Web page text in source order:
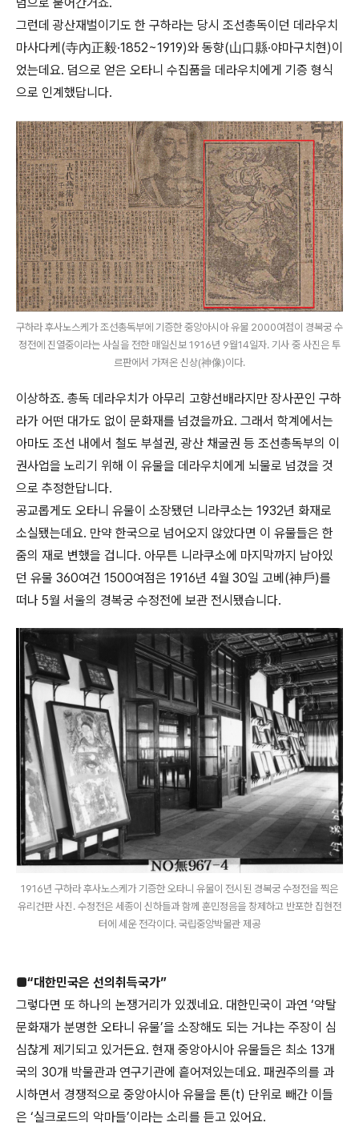
그런데 광산재벌이기도 한 구하라는 당시 조선총독이던 데라우치
마사다케(寺內正毅·1852~1919)와 동향(山口縣·야마구치현)이
었는데요. 덤으로 얻은 오타니 수집품을 데라우치에게 기증 형식
으로 인계했답니다.
구하라 후사노스케가 조선총독부에 기증한 중앙아시아 유물 2000여점이 경복궁 수
정전에 진열중이라는 사실을 전한 매일신보 1916년 9월14일자. 기사 중 사진은 투
르판에서 가져온 신상(神像)이다.
이상하죠. 총독 데라우치가 아무리 고향선배라지만 장사꾼인 구하
라가 어떤 대가도 없이 문화재를 넘겼을까요. 그래서 학계에서는
아마도 조선 내에서 철도 부설권, 광산 채굴권 등 조선총독부의 이
권사업을 노리기 위해 이 유물을 데라우치에게 뇌물로 넘겼을 것
으로 추정한답니다.
공교롭게도 오타니 유물이 소장됐던 니라쿠소는 1932년 화재로
소실됐는데요. 만약 한국으로 넘어오지 않았다면 이 유물들은 한
줌의 재로 변했을 겁니다. 아무튼 니라쿠소에 마지막까지 남아있
던 유물 360여건 1500여점은 1916년 4월 30일 고베(神戶)를
떠나 5월 서울의 경복궁 수정전에 보관 전시됐습니다.
1916년 구하라 후사노스케가 기증한 오타니 유물이 전시된 경복궁 수정전을 찍은
유리건판 사진. 수정전은 세종이 신하들과 함께 훈민정음을 창제하고 반포한 집현전
터에 세운 전각이다. 국립중앙박물관 제공
■“대한민국은 선의취득국가”
그렇다면 또 하나의 논쟁거리가 있겠네요. 대한민국이 과연 ‘약탈
문화재가 분명한 오타니 유물’을 소장해도 되는 거냐는 주장이 심
심찮게 제기되고 있거든요. 현재 중앙아시아 유물들은 최소 13개
국의 30개 박물관과 연구기관에 흩어져있는데요. 패권주의를 과
시하면서 경쟁적으로 중앙아시아 유물을 톤(t) 단위로 빼간 이들
은 ‘실크로드의 악마들’이라는 소리를 듣고 있어요.